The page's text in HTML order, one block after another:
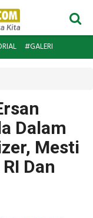
#GALERI
Dalam
Mesti
Dan